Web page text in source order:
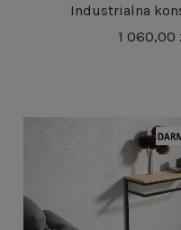
Industrialna
1 060,00